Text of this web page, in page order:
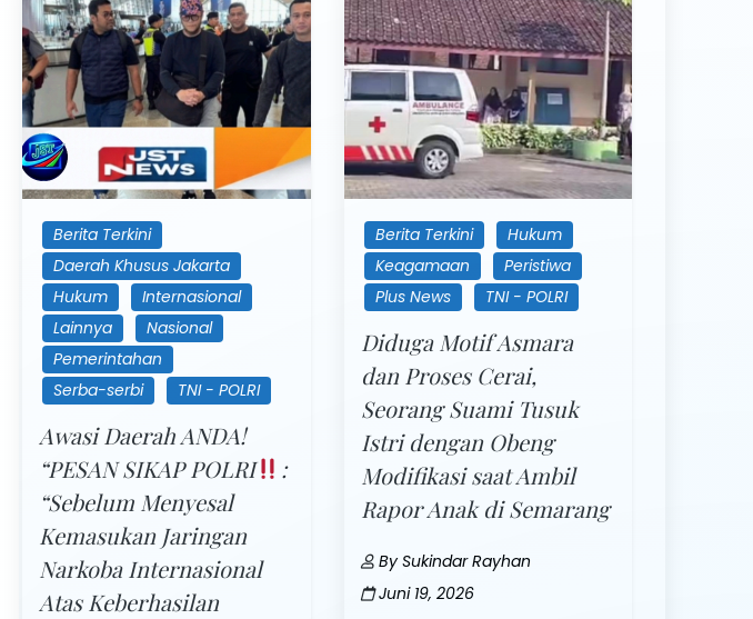
Berita Terkini
Daerah Khusus Jakarta
Hukum
Internasional
Lainnya
Nasional
Pemerintahan
Serba-serbi
TNI - POLRI
Awasi Daerah ANDA!
“PESAN SIKAP POLRI
:
“Sebelum Menyesal
Kemasukan Jaringan
Narkoba Internasional
Atas Keberhasilan
Berita Terkini
Hukum
Keagamaan
Peristiwa
Plus News
TNI - POLRI
Diduga Motif Asmara
dan Proses Cerai,
Seorang Suami Tusuk
Istri dengan Obeng
Modifikasi saat Ambil
Rapor Anak di Semarang
BySukindar Rayhan
Juni 19, 2026